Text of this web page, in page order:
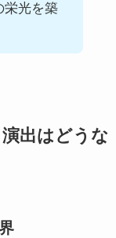
栄光を築
出はどうな